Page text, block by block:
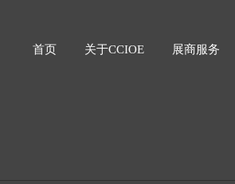
首页 关于CCIOE 展商服务